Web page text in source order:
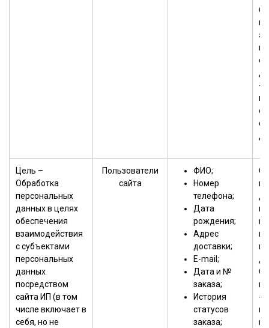
-
Цель –
Обработка
персональных
данных в целях
обеспечения
взаимодействия
с субъектами
персональных
данных
посредством
сайта ИП (в том
числе включает в
себя, но не
Пользователи
сайта
ФИО;
Номер
телефона;
Дата
рождения;
Адрес
доставки;
Е-mail;
Дата и №
заказа;
История
статусов
заказа;
-